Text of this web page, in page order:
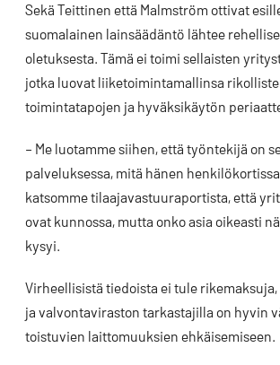
Sekä Teittinen että Malmström ottivat
suomalainen lainsäädäntö lähtee
oletuksesta. Tämä ei toimi sellaisten
jotka luovat liiketoimintamallinsa
toimintatapojen ja hyväksikäytön
– Me luotamme siihen, että työntekijä on
palveluksessa, mitä hänen
katsomme tilaajavastuuraportista, että
ovat kunnossa, mutta onko asia oikeasti
kysyi.
Virheellisistä tiedoista ei tule
ja valvontaviraston tarkastajilla on hyvin
toistuvien laittomuuksien ehkäisemiseen.